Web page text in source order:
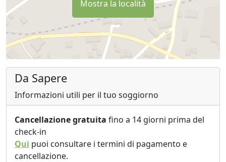
Mostra la località
Da Sapere
Informazioni utili per il tuo soggiorno
Cancellazione gratuita fino a 14 giorni prima del
check-in
Qui puoi consultare i termini di pagamento e
cancellazione.